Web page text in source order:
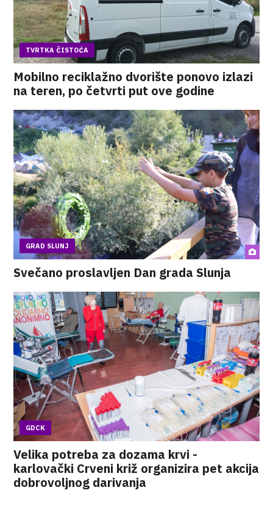
TVRTKA ČISTOĆA
Mobilno reciklažno dvorište ponovo izlazi
na teren, po četvrti put ove godine
GRAD SLUNJ
Svečano proslavljen Dan grada Slunja
GDCK
Velika potreba za dozama krvi -
karlovački Crveni križ organizira pet akcija
dobrovoljnog darivanja